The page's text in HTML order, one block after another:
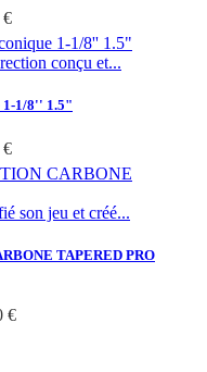
€
conçu et...
1-1/8'' 1.5"
€
son jeu et créé...
TAPERED PRO
€